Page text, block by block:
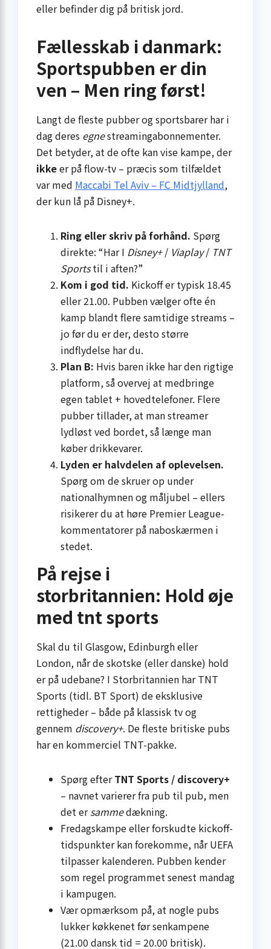
eller befinder dig på britisk jord.
Fællesskab i danmark:
Sportspubben er din
ven – Men ring først!
Langt de fleste pubber og sportsbarer har i
dag deres egnestreaming­abonnementer.
Det betyder, at de ofte kan vise kampe, der
ikkeer på flow-tv – præcis som tilfældet
var med Maccabi Tel Aviv – FC Midtjylland,
der kun lå på Disney+.
Ring eller skriv på forhånd. Spørg
direkte: “Har I Disney+/ Viaplay/ TNT
Sportstil i aften?”
Kom i god tid. Kickoff er typisk 18.45
eller 21.00. Pubben vælger ofte én
kamp blandt flere samtidige streams –
jo før du er der, desto større
indflydelse har du.
Plan B: Hvis baren ikke har den rigtige
platform, så overvej at medbringe
egen tablet + hovedtelefoner. Flere
pubber tillader, at man streamer
lydløst ved bordet, så længe man
køber drikkevarer.
Lyden er halvdelen af oplevelsen.
Spørg om de skruer op under
national­hymnen og mål­jubel – ellers
risikerer du at høre Premier League-
kommentatorer på naboskærmen i
stedet.
På rejse i
storbritannien: Hold øje
med tnt sports
Skal du til Glasgow, Edinburgh eller
London, når de skotske (eller danske) hold
er på ude­bane? I Storbritannien har TNT
Sports (tidl. BT Sport) de eksklusive
rettigheder – både på klassisk tv og
gennem discovery+. De fleste britiske pubs
har en kommerciel TNT-pakke.
Spørg efterTNT Sports / discovery+
– navnet varierer fra pub til pub, men
det ersammedækning.
Fredags­kampe eller forskudte kickoff-
tidspunkter kan forekomme, når UEFA
tilpasser kalenderen. Pubben kender
som regel programmet senest mandag
i kamp­ugen.
Vær opmærksom på, at nogle pubs
lukker køkkenet før senkampene
(21.00 dansk tid = 20.00 britisk).